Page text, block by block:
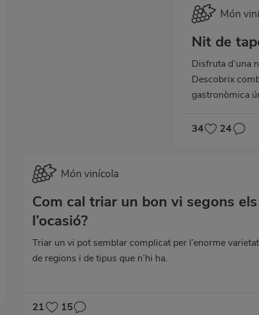
Món
Nit de
Disfruta d’una
Descobrix
gastronòmica
34 24
Món vinícola
Com cal triar un bon vi segons
l’ocasió?
Triar un vi pot semblar complicat per l’enorme varietat
de regions i de tipus que n’hi ha.
21 15